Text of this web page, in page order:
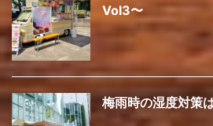
Vol3〜
梅雨時の湿度対策